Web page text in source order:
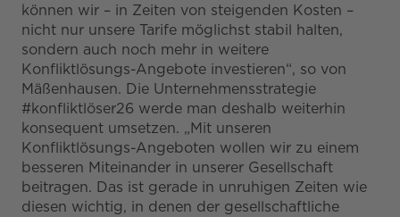
können wir – in Zeiten von steigenden Kosten –
nicht nur unsere Tarife möglichst stabil halten,
sondern auch noch mehr in weitere
Konfliktlösungs-Angebote investieren“, so von
Mäßenhausen. Die Unternehmensstrategie
#konfliktlöser26 werde man deshalb weiterhin
konsequent umsetzen. „Mit unseren
Konfliktlösungs-Angeboten wollen wir zu einem
besseren Miteinander in unserer Gesellschaft
beitragen. Das ist gerade in unruhigen Zeiten wie
diesen wichtig, in denen der gesellschaftliche